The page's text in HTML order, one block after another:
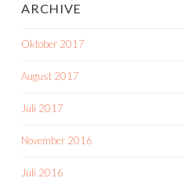
ARCHIVE
Oktober 2017
August 2017
Juli 2017
November 2016
Juli 2016